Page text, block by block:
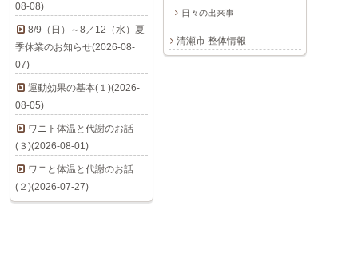
日々の出来事
清瀬市 整体情報
08-08)
8/9（日）～8／12（水）夏
季休業のお知らせ(2026-08-
07)
運動効果の基本(１)(2026-
08-05)
ワニト体温と代謝のお話
(３)(2026-08-01)
ワニと体温と代謝のお話
(２)(2026-07-27)